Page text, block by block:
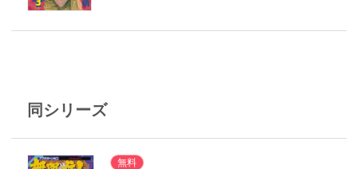
同シリーズ
無料